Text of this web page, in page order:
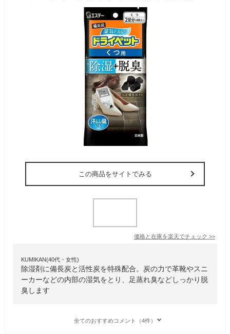
この商品をサイトでみる
価格と在庫を楽天でチェック >>
KUMIKAN(40代・女性)
除湿剤に備長炭と活性炭を特殊配合。炭の力で革靴やスニ
ーカーなどの内部の湿気をとり、足蒸れ臭などしっかり脱
臭します
全てのおすすめコメント（4件）